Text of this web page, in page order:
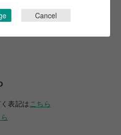
表記は こちら
Cancel